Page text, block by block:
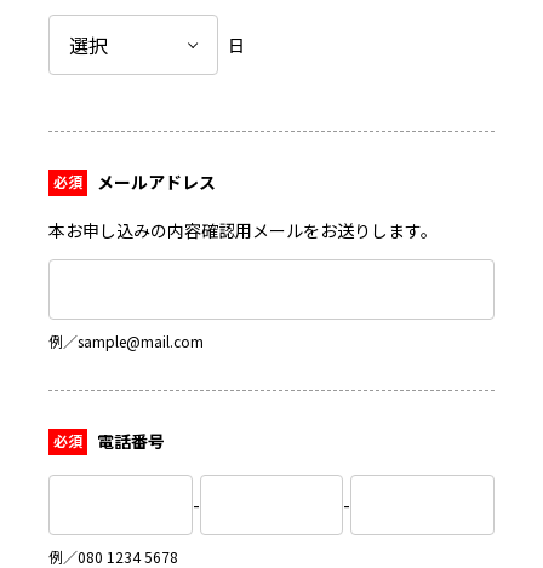
日
メールアドレス
本お申し込みの内容確認用メールをお送りします。
例／sample@mail.com
電話番号
- -
例／080 1234 5678